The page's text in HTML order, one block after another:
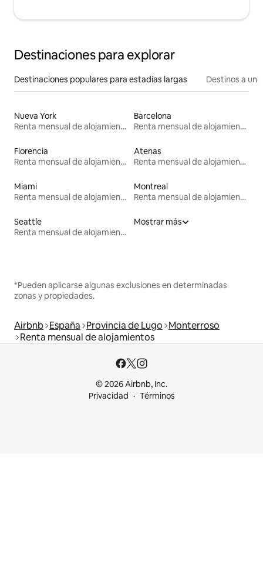
Destinaciones para explorar
Destinaciones populares para estadías largas Destinos a un
Nueva York
Renta mensual de alojamientos
Barcelona
Renta mensual de alojamientos
Florencia
Renta mensual de alojamientos
Atenas
Renta mensual de alojamientos
Miami
Renta mensual de alojamientos
Montreal
Renta mensual de alojamientos
Seattle
Renta mensual de alojamientos
Mostrar más
*Pueden aplicarse algunas exclusiones en determinadas
zonas y propiedades.
Airbnb España Provincia de Lugo Monterroso
Renta mensual de alojamientos
© 2026 Airbnb, Inc.
Privacidad
Términos